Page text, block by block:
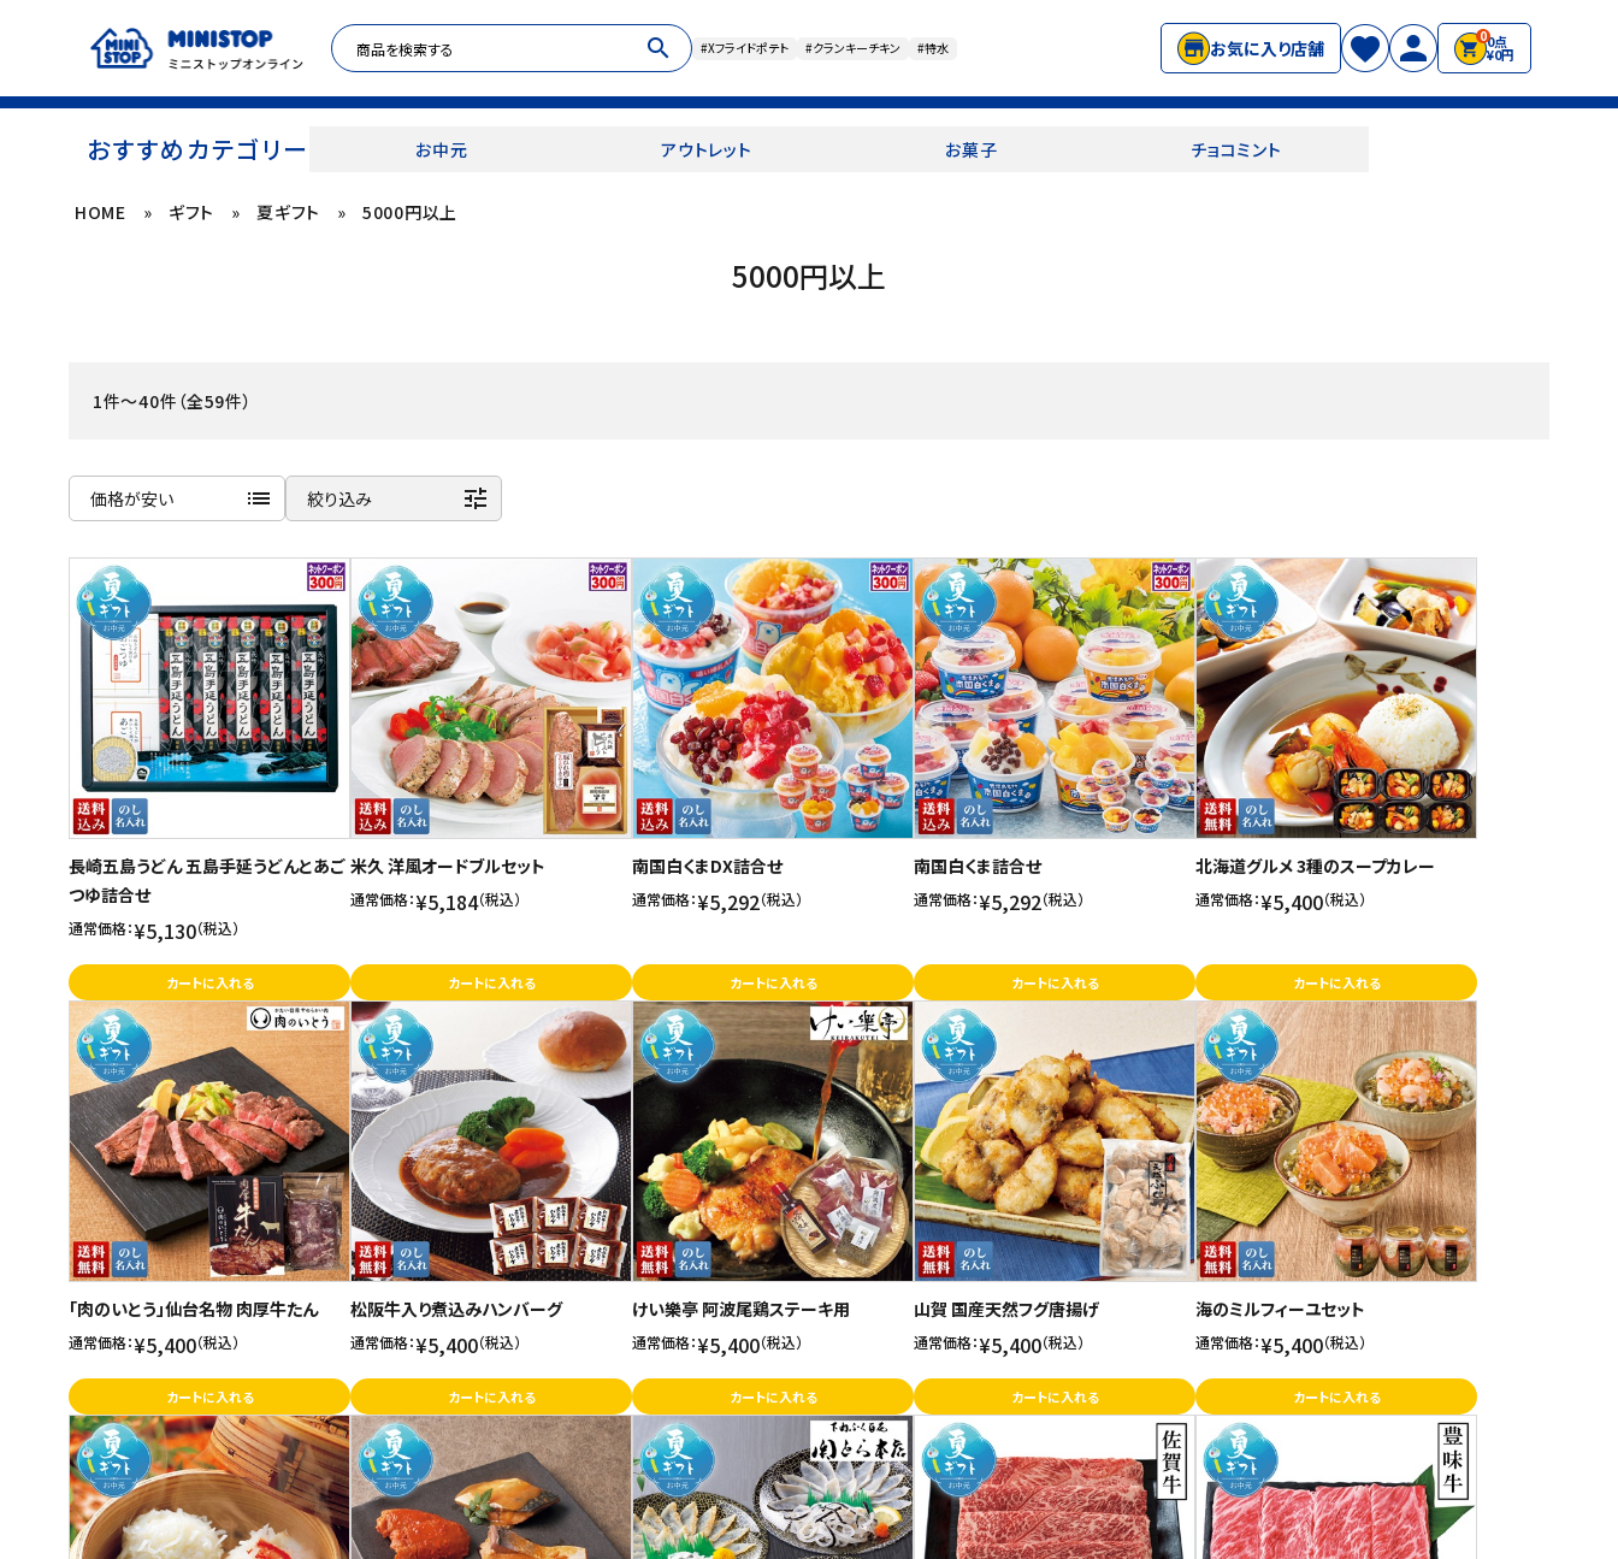
search #Xフライドポテト #クランキーチキン #特水 お気に入り店舗
00点
¥0円
おすすめカテゴリー お中元 アウトレット お菓子 チョコミント
ACCOUNT MENU
冷凍食品
お菓子
日用品
ギフト
セール
ペット用品
SHOP GUIDE
ご利用ガイド
お問い合わせ
特定商取引法表示について
プライバシーポリシー
利用規約
会社概要
HOME » ギフト » 夏ギフト » 5000円以上
5000円以上
1件～40件（全59件）
価格が安い list
新着順
発売日順
価格が安い
価格が高い
お気に入り登録数
絞り込み tune
長崎五島うどん 五島手延うどんとあご
つゆ詰合せ
通常価格：¥5,130（税込）
カートに入れる
米久 洋風オードブルセット
通常価格：¥5,184（税込）
カートに入れる
南国白くまDX詰合せ
通常価格：¥5,292（税込）
カートに入れる
南国白くま詰合せ
通常価格：¥5,292（税込）
カートに入れる
北海道グルメ 3種のスープカレー
通常価格：¥5,400（税込）
カートに入れる
「肉のいとう」仙台名物 肉厚牛たん
通常価格：¥5,400（税込）
カートに入れる
松阪牛入り煮込みハンバーグ
通常価格：¥5,400（税込）
カートに入れる
けい樂亭 阿波尾鶏ステーキ用
通常価格：¥5,400（税込）
カートに入れる
山賀 国産天然フグ唐揚げ
通常価格：¥5,400（税込）
カートに入れる
海のミルフィーユセット
通常価格：¥5,400（税込）
カートに入れる